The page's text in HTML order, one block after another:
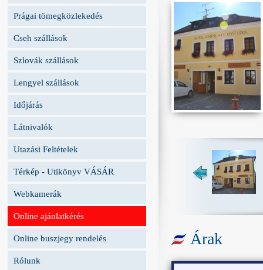
Prágai tömegközlekedés
Cseh szállások
Szlovák szállások
Lengyel szállások
Időjárás
Látnivalók
Utazási Feltételek
Térkép - Utikönyv VÁSÁR
Webkamerák
Online ajánlatkérés
Online buszjegy rendelés
Rólunk
Árak